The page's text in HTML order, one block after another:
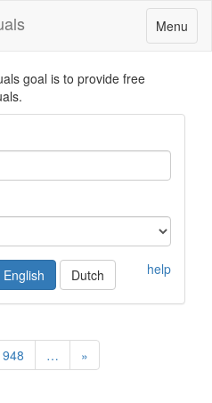
Toggle
navigation
Menu
goal is to provide free
help
English Dutch
948 … »